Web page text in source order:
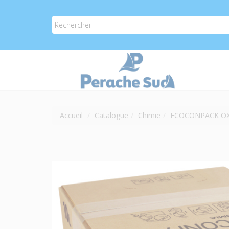
Accueil Catalogue Chimie ECOCONPACK